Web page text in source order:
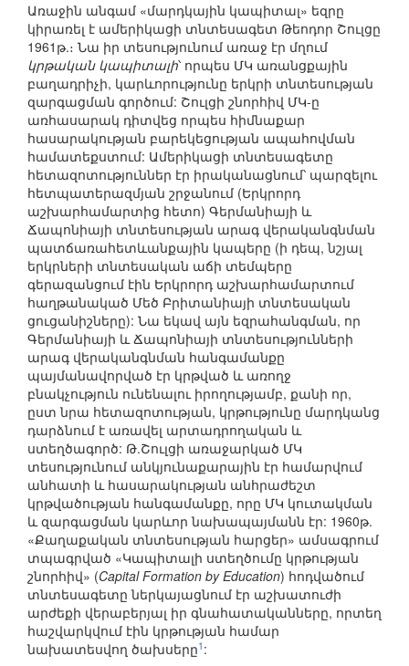
Առաջին անգամ «մարդկային կապիտալ» եզրը
կիրառել է ամերիկացի տնտեսագետ Թեոդոր Շուլցը
1961թ.։ Նա իր տեսությունում առաջ էր մղում
կրթական կապիտալի՝ որպես ՄԿ առանցքային
բաղադրիչի, կարևորությունը երկրի տնտեսության
զարգացման գործում: Շուլցի շնորհիվ ՄԿ-ը
առհասարակ դիտվեց որպես հիմնաքար
հասարակության բարեկեցության ապահովման
համատեքստում: Ամերիկացի տնտեսագետը
հետազոտություններ էր իրականացնում՝ պարզելու
հետպատերազմյան շրջանում (Երկրորդ
աշխարհամարտից հետո) Գերմանիայի և
Ճապոնիայի տնտեսության արագ վերականգնման
պատճառահետևանքային կապերը (ի դեպ, նշյալ
երկրների տնտեսական աճի տեմպերը
գերազանցում էին Երկրորդ աշխարհամարտում
հաղթանակած Մեծ Բրիտանիայի տնտեսական
ցուցանիշները): Նա եկավ այն եզրահանգման, որ
Գերմանիայի և Ճապոնիայի տնտեսությունների
արագ վերականգնման հանգամանքը
պայմանավորված էր կրթված և առողջ
բնակչություն ունենալու իրողությամբ, քանի որ,
ըստ նրա հետազոտության, կրթությունը մարդկանց
դարձնում է առավել արտադրողական և
ստեղծագործ: Թ.Շուլցի առաջարկած ՄԿ
տեսությունում անկյունաքարային էր համարվում
անհատի և հասարակության անհրաժեշտ
կրթվածության հանգամանքը, որը ՄԿ կուտակման
և զարգացման կարևոր նախապայմանն էր: 1960թ.
«Քաղաքական տնտեսության հարցեր» ամսագրում
տպագրված «Կապիտալի ստեղծումը կրթության
շնորհիվ» (Capital Formation by Education) հոդվածում
տնտեսագետը ներկայացնում էր աշխատուժի
արժեքի վերաբերյալ իր գնահատականները, որտեղ
հաշվարկվում էին կրթության համար
նախատեսվող ծախսերը1 :